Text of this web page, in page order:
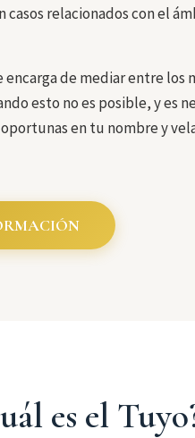
relacionados con el
de mediar entre
esto no es posible, y es
en tu nombre y
es el